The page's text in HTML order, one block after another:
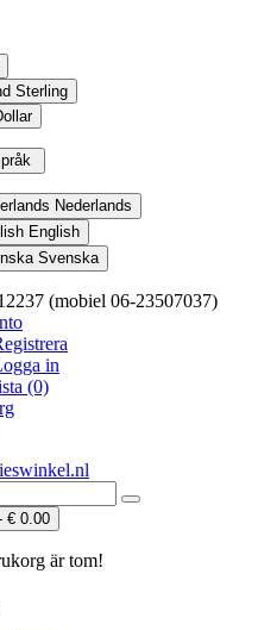
Sterling
Nederlands
English
Svenska
(mobiel 06-23507037)
in
(0)
€ 0.00
är tom!